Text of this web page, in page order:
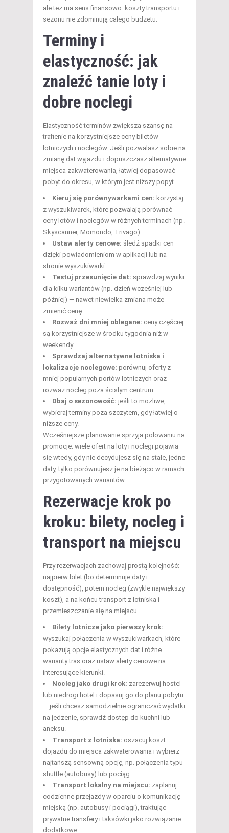
ale też ma sens finansowo: koszty transportu i
sezonu nie zdominują całego budżetu.
Terminy i
elastyczność: jak
znaleźć tanie loty i
dobre noclegi
Elastyczność terminów zwiększa szansę na
trafienie na korzystniejsze ceny biletów
lotniczych i noclegów. Jeśli pozwalasz sobie na
zmianę dat wyjazdu i dopuszczasz alternatywne
miejsca zakwaterowania, łatwiej dopasować
pobyt do okresu, w którym jest niższy popyt.
Kieruj się porównywarkami cen: korzystaj
z wyszukiwarek, które pozwalają porównać
ceny lotów i noclegów w różnych terminach (np.
Skyscanner, Momondo, Trivago).
Ustaw alerty cenowe: śledź spadki cen
dzięki powiadomieniom w aplikacji lub na
stronie wyszukiwarki.
Testuj przesunięcie dat: sprawdzaj wyniki
dla kilku wariantów (np. dzień wcześniej lub
później) — nawet niewielka zmiana może
zmienić cenę.
Rozważ dni mniej oblegane: ceny częściej
są korzystniejsze w środku tygodnia niż w
weekendy.
Sprawdzaj alternatywne lotniska i
lokalizacje noclegowe: porównuj oferty z
mniej popularnych portów lotniczych oraz
rozważ nocleg poza ścisłym centrum.
Dbaj o sezonowość: jeśli to możliwe,
wybieraj terminy poza szczytem, gdy łatwiej o
niższe ceny.
Wcześniejsze planowanie sprzyja polowaniu na
promocje: wiele ofert na loty i noclegi pojawia
się wtedy, gdy nie decydujesz się na stałe, jedne
daty, tylko porównujesz je na bieżąco w ramach
przygotowanych wariantów.
Rezerwacje krok po
kroku: bilety, nocleg i
transport na miejscu
Przy rezerwacjach zachowaj prostą kolejność:
najpierw bilet (bo determinuje daty i
dostępność), potem nocleg (zwykle największy
koszt), a na końcu transport z lotniska i
przemieszczanie się na miejscu.
Bilety lotnicze jako pierwszy krok:
wyszukaj połączenia w wyszukiwarkach, które
pokazują opcje elastycznych dat i różne
warianty tras oraz ustaw alerty cenowe na
interesujące kierunki.
Nocleg jako drugi krok: zarezerwuj hostel
lub niedrogi hotel i dopasuj go do planu pobytu
— jeśli chcesz samodzielnie ograniczać wydatki
na jedzenie, sprawdź dostęp do kuchni lub
aneksu.
Transport z lotniska: oszacuj koszt
dojazdu do miejsca zakwaterowania i wybierz
najtańszą sensowną opcję, np. połączenia typu
shuttle (autobusy) lub pociąg.
Transport lokalny na miejscu: zaplanuj
codzienne przejazdy w oparciu o komunikację
miejską (np. autobusy i pociągi), traktując
prywatne transfery i taksówki jako rozwiązanie
dodatkowe.